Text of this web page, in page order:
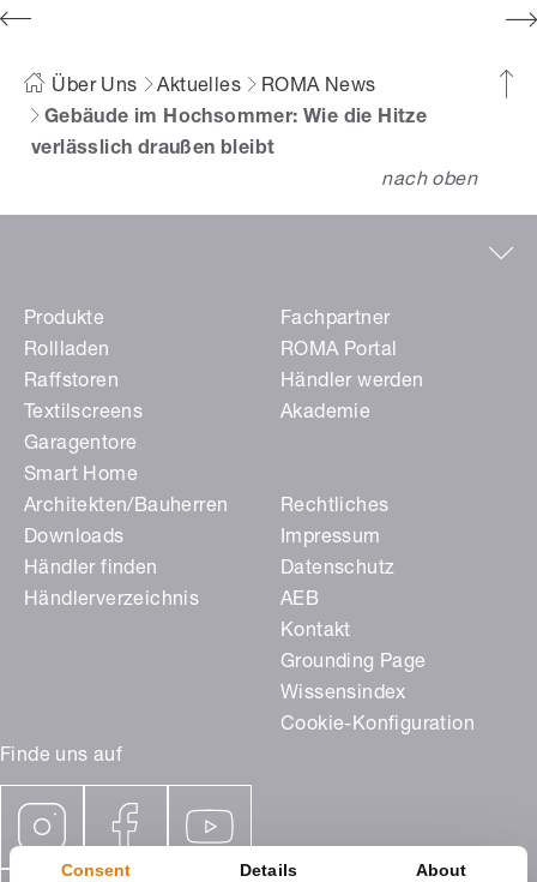
Consent Details About
Über Uns Aktuelles
ROMA News
Gebäude im Hochsommer: Wie die Hitze
verlässlich draußen bleibt
nach oben
Finde uns auf
Produkte
Rollladen
Raffstoren
Textilscreens
Garagentore
Smart Home
Fachpartner
ROMA Portal
Händler werden
Akademie
Architekten/Bauherren
Downloads
Händler finden
Händlerverzeichnis
Rechtliches
Impressum
Datenschutz
AEB
Kontakt
Grounding Page
Wissensindex
Cookie-Konfiguration